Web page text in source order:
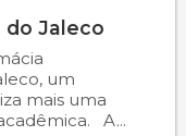
do Jaleco
um
mais uma
A...